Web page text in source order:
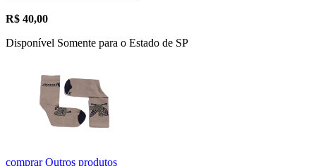
R$ 40,00
Disponível Somente para o Estado de SP
comprarOutros produtos